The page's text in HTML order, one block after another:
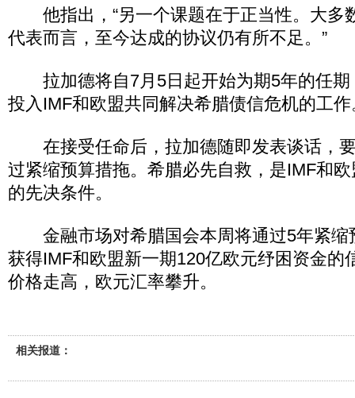
他指出，“另一个课题在于正当性。大多
代表而言，至今达成的协议仍有所不足。”
拉加德将自7月5日起开始为期5年的任期
投入IMF和欧盟共同解决希腊债信危机的工作
在接受任命后，拉加德随即发表谈话，
过紧缩预算措拖。希腊必先自救，是IMF和
的先决条件。
金融市场对希腊国会本周将通过5年紧缩
获得IMF和欧盟新一期120亿欧元纾困资金的
价格走高，欧元汇率攀升。
相关报道：